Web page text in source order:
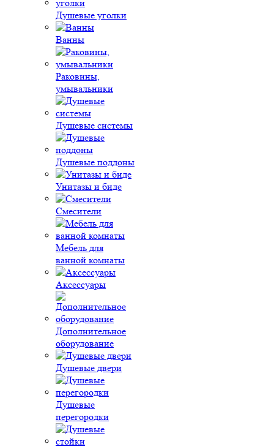
Душевые уголки
Ванны
Раковины,
умывальники
Душевые системы
Душевые поддоны
Унитазы и биде
Смесители
Мебель для
ванной комнаты
Аксессуары
Дополнительное
оборудование
Душевые двери
Душевые
перегородки